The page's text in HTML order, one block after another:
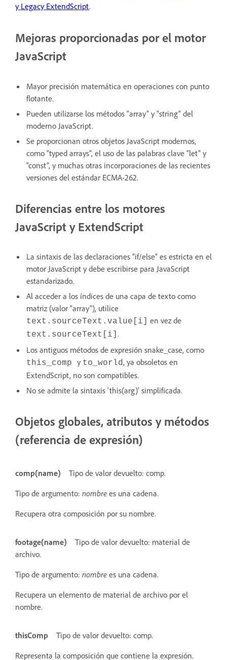
y Legacy ExtendScript.
Mejoras proporcionadas por el motor
JavaScript
Mayor precisión matemática en operaciones con punto
flotante.
Pueden utilizarse los métodos “array” y “string” del
moderno JavaScript.
Se proporcionan otros objetos JavaScript modernos,
como “typed arrays”, el uso de las palabras clave “let” y
“const”, y muchas otras incorporaciones de las recientes
versiones del estándar ECMA-262.
Diferencias entre los motores
JavaScript y ExtendScript
La sintaxis de las declaraciones “if/else” es estricta en el
motor JavaScript y debe escribirse para JavaScript
estandarizado.
Al acceder a los índices de una capa de texto como
matriz (valor “array”), utilice
text.sourceText.value[i] en vez de
text.sourceText[i] .
Los antiguos métodos de expresión snake_case, como
this_comp y to_world, ya obsoletos en
ExtendScript, no son compatibles.
No se admite la sintaxis 'this(arg)' simplificada.
Objetos globales, atributos y métodos
(referencia de expresión)
comp(name)
Tipo de valor devuelto: comp.
Tipo de argumento: nombre es una cadena.
Recupera otra composición por su nombre.
footage(name)
Tipo de valor devuelto: material de
archivo.
Tipo de argumento: nombre es una cadena.
Recupera un elemento de material de archivo por el
nombre.
thisComp
Tipo de valor devuelto: comp.
Representa la composición que contiene la expresión.